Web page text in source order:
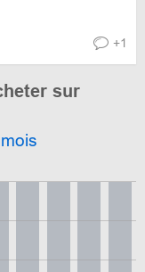
+1
sur